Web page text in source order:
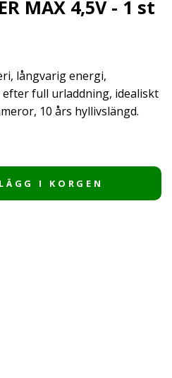
MAX 4,5V - 1 st
långvarig energi,
efter full urladdning, idealiskt
10 års hyllivslängd.
LÄGG I KORGEN